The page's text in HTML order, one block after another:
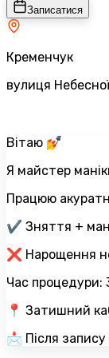
Записатися
Кременчук
вулиця
Вітаю 💅
Я майстер
Працюю
✔️ Зняття +
❌ Нарощення
Час процедури:
📍 Затишний
📩 Після